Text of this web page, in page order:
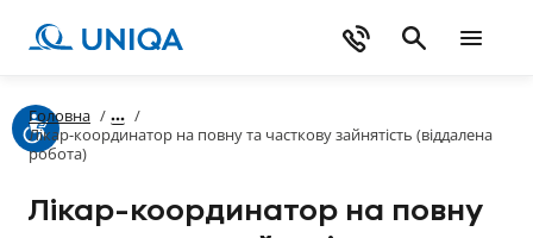
Головна /
/
Лікар-координатор на повну та часткову зайнятість (віддалена
робота)
Лікар-координатор на повну